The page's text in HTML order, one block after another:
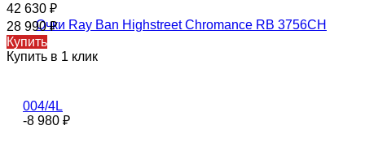
42 630 ₽
28 990₽
Купить
Купить в 1 клик
-8 980 ₽